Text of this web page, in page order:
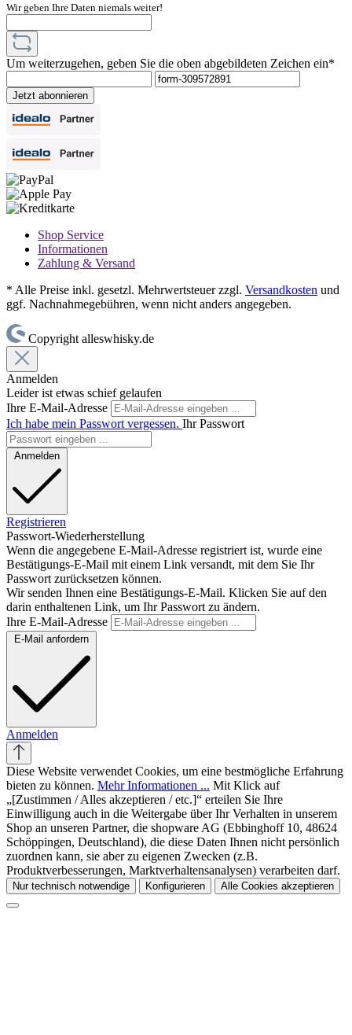
Wir geben Ihre Daten niemals weiter!
Um weiterzugehen, geben Sie die oben abgebildeten Zeichen ein*
Jetzt abonnieren
Shop Service
Informationen
Zahlung & Versand
* Alle Preise inkl. gesetzl. Mehrwertsteuer zzgl. Versandkosten und
ggf. Nachnahmegebühren, wenn nicht anders angegeben.
Copyright alleswhisky.de
Anmelden
Leider ist etwas schief gelaufen
Ihre E-Mail-Adresse
Ich habe mein Passwort vergessen. Ihr Passwort
Anmelden
Registrieren
Passwort-Wiederherstellung
Wenn die angegebene E-Mail-Adresse registriert ist, wurde eine
Bestätigungs-E-Mail mit einem Link versandt, mit dem Sie Ihr
Passwort zurücksetzen können.
Wir senden Ihnen eine Bestätigungs-E-Mail. Klicken Sie auf den
darin enthaltenen Link, um Ihr Passwort zu ändern.
Ihre E-Mail-Adresse
E-Mail anfordern
Anmelden
Diese Website verwendet Cookies, um eine bestmögliche Erfahrung
bieten zu können. Mehr Informationen ... Mit Klick auf
„[Zustimmen / Alles akzeptieren / etc.]“ erteilen Sie Ihre
Einwilligung auch in die Weitergabe über Ihr Verhalten in unserem
Shop an unseren Partner, die shopware AG (Ebbinghoff 10, 48624
Schöppingen, Deutschland), die diese Daten Ihnen nicht persönlich
zuordnen kann, sie aber zu eigenen Zwecken (z.B.
Produktverbesserungen, Marktverhaltensanalysen) verarbeiten darf.
Nur technisch notwendige Konfigurieren Alle Cookies akzeptieren